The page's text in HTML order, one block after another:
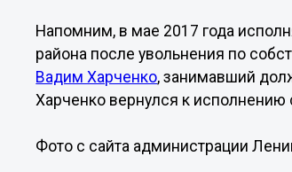
Напомним, в мае 2017 года
района после увольнения по
Вадим Харченко, занимавший
Харченко вернулся к исполнению
Фото с сайта администрации